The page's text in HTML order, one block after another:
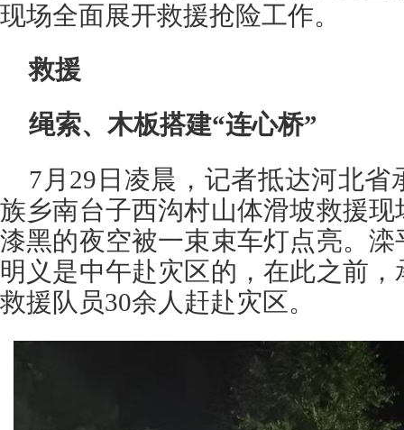
现场全面展开救援抢险工作。
救援
绳索、木板搭建“连心桥”
7月29日凌晨，记者抵达河北
族乡南台子西沟村山体滑坡救援
漆黑的夜空被一束束车灯点亮。
明义是中午赴灾区的，在此之前
救援队员30余人赶赴灾区。